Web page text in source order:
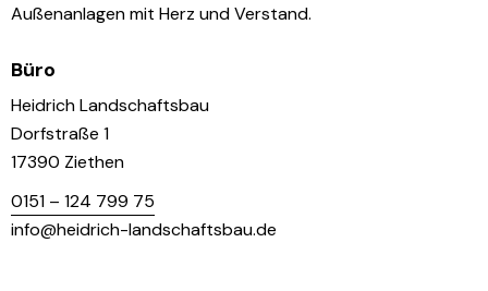
Außenanlagen mit Herz und Verstand.
Büro
Heidrich Landschaftsbau
Dorfstraße 1
17390 Ziethen
0151 – 124 799 75
info@heidrich-landschaftsbau.de